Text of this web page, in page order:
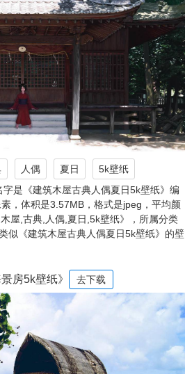
人偶 夏日
5k壁纸
是《建筑木屋古典人偶夏日5k壁纸》编
，体积是3.57MB，格式是jpeg，平均颜
屋,古典,人偶,夏日,5k壁纸》，所属分类
似《建筑木屋古典人偶夏日5k壁纸》的壁
房5k壁纸》 去下载